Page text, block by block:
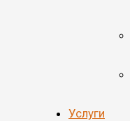
Услуги